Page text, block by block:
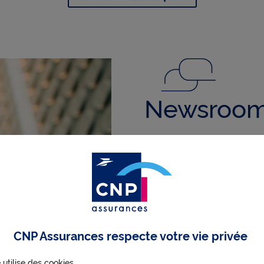
CNP Assurances respecte votre vie privée